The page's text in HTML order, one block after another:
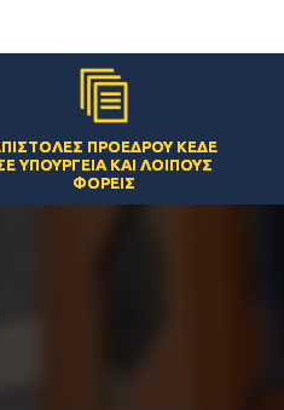
ΠΡΟΈΔΡΟΥ ΚΕΔΕ
ΥΠΟΥΡΓΕΊΑ ΚΑΙ ΛΟΙΠΟΎΣ
ΦΟΡΕΊΣ